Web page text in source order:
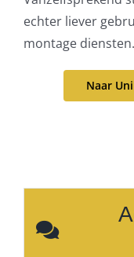
echter liever
montage
Naar